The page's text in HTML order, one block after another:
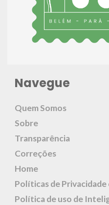
Navegue
Quem Somos
Sobre
Transparência
Correções
Home
Políticas de Privacidade
Política de uso de